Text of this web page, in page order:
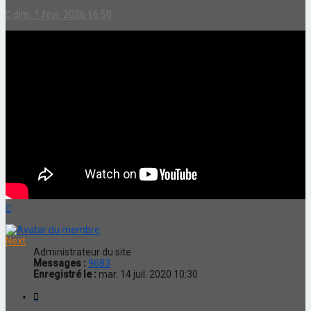
dim. 1 févr. 2026 16:50
Next
Administrateur du site
Messages : 9683
Enregistré le : mar. 14 juil. 2020 10:30